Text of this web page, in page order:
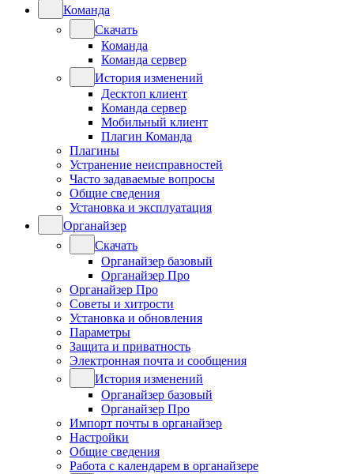
Команда
Скачать
Команда
Команда сервер
История изменений
Десктоп клиент
Команда сервер
Мобильный клиент
Плагин Команда
Плагины
Устранение неисправностей
Часто задаваемые вопросы
Общие сведения
Установка и эксплуатация
Органайзер
Скачать
Органайзер базовый
Органайзер Про
Органайзер Про
Советы и хитрости
Установка и обновления
Параметры
Защита и приватность
Электронная почта и сообщения
История изменений
Органайзер базовый
Органайзер Про
Импорт почты в органайзер
Настройки
Общие сведения
Работа с календарем в органайзере